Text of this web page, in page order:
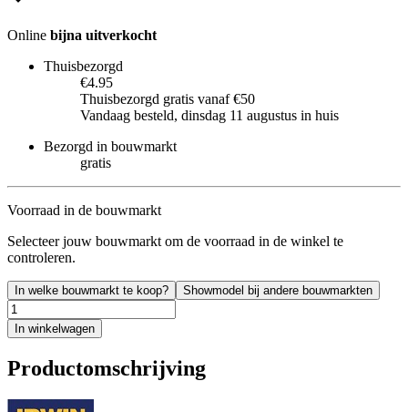
Online bijna uitverkocht
Thuisbezorgd
€4.95
Thuisbezorgd gratis vanaf €50
Vandaag besteld, dinsdag 11 augustus in huis
Bezorgd in bouwmarkt
gratis
Voorraad in de bouwmarkt
Selecteer jouw bouwmarkt om de voorraad in de winkel te
controleren.
In welke bouwmarkt te koop? Showmodel bij andere bouwmarkten
In winkelwagen
Productomschrijving